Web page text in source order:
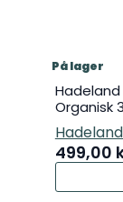
På lager
Hadeland
Organisk
499,00